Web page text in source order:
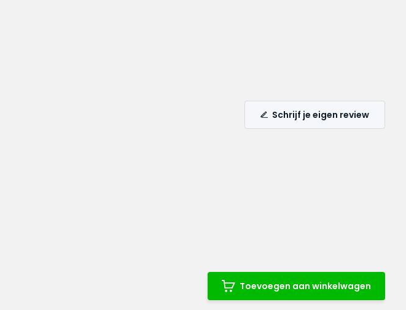
Schrijf je eigen review
Toevoegen aan winkelwagen